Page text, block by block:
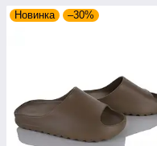
Новинка –30%